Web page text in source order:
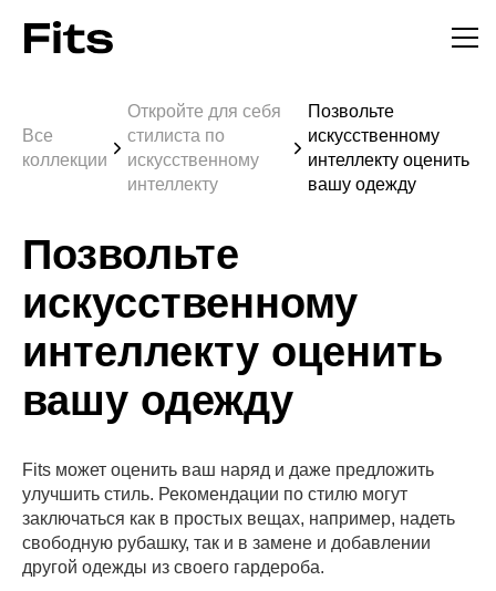
Все
коллекции
Откройте для себя
стилиста по
искусственному
интеллекту
Позвольте
искусственному
интеллекту оценить
вашу одежду
Позвольте
искусственному
интеллекту оценить
вашу одежду
Fits может оценить ваш наряд и даже предложить
улучшить стиль. Рекомендации по стилю могут
заключаться как в простых вещах, например, надеть
свободную рубашку, так и в замене и добавлении
другой одежды из своего гардероба.